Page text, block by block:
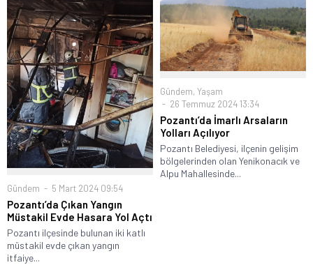
Gündem 5 Mart 2024 09:54
Pozantı’da Çıkan Yangın
Müstakil Evde Hasara Yol Açtı
Pozantı ilçesinde bulunan iki katlı
müstakil evde çıkan yangın
itfaiye...
Gündem, Yaşam
26 Temmuz 2024 13:34
Pozantı’da İmarlı Arsaların
Yolları Açılıyor
Pozantı Belediyesi, ilçenin gelişim
bölgelerinden olan Yenikonacık ve
Alpu Mahallesinde...